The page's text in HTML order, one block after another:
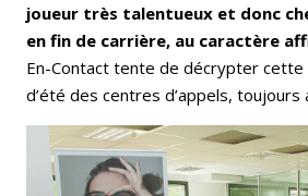
joueur très talentueux et donc
en fin de carrière, au caractère
En-Contact tente de décrypter cette
d’été des centres d’appels, toujours